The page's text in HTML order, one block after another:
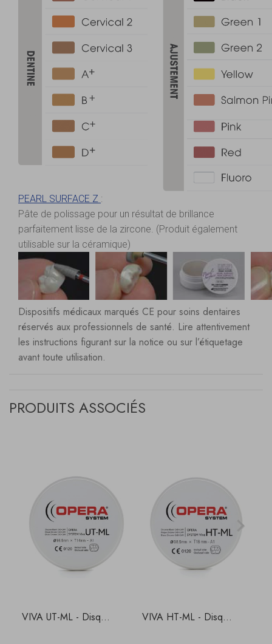
PEARL SURFACE Z :
Pâte de polissage pour un résultat de brillance
parfaitement lisse de la zircone. (Produit également
utilisable sur la céramique)
Dispositifs médicaux marqués CE pour soins dentaires
réservés aux professionnels de santé. Lire attentivement
les instructions figurant sur la notice ou sur l’étiquetage
avant toute utilisation.
PRODUITS ASSOCIÉS
VIVA UT-ML - Disq... VIVA HT-ML - Disq...